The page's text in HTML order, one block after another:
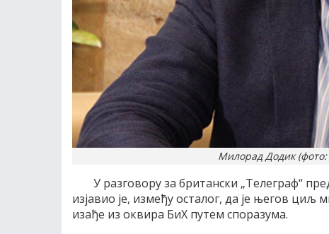
Милорад Додик
У разговору за британски „Телеграф“
изјавио је, између осталог, да је његов циљ
изађе из оквира БиХ путем споразума.